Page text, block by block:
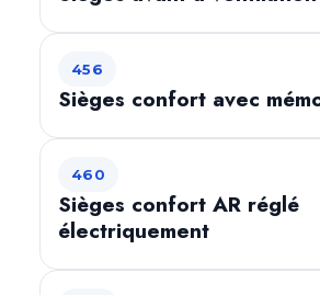
456
Sièges confort avec
460
Sièges confort AR réglé
électriquement